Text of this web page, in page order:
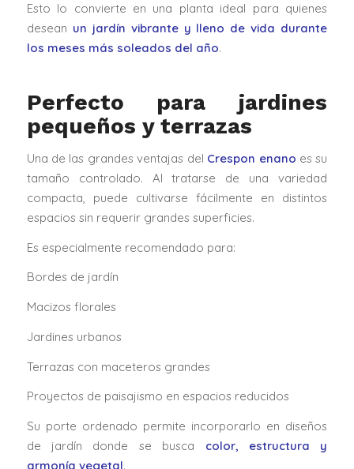
Esto lo convierte en una planta ideal para quienes
desean un jardín vibrante y lleno de vida durante
los meses más soleados del año.
Perfecto para jardines
pequeños y terrazas
Una de las grandes ventajas del Crespon enano es su
tamaño controlado. Al tratarse de una variedad
compacta, puede cultivarse fácilmente en distintos
espacios sin requerir grandes superficies.
Es especialmente recomendado para:
Bordes de jardín
Macizos florales
Jardines urbanos
Terrazas con maceteros grandes
Proyectos de paisajismo en espacios reducidos
Su porte ordenado permite incorporarlo en diseños
de jardín donde se busca color, estructura y
armonía vegetal.